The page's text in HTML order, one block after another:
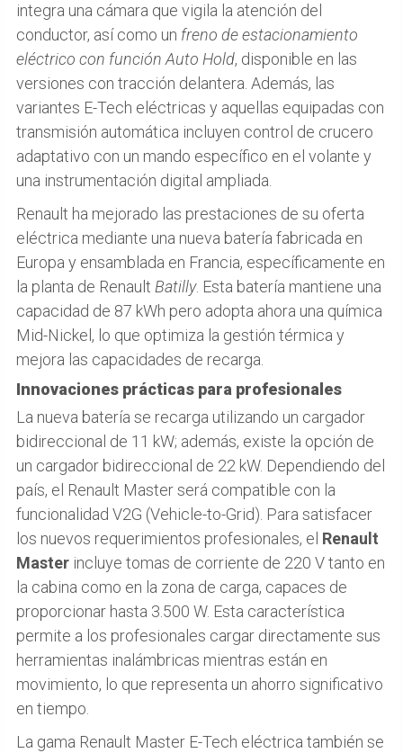
integra una cámara que vigila la atención del
conductor, así como un freno de estacionamiento
eléctrico con función Auto Hold, disponible en las
versiones con tracción delantera. Además, las
variantes E-Tech eléctricas y aquellas equipadas con
transmisión automática incluyen control de crucero
adaptativo con un mando específico en el volante y
una instrumentación digital ampliada.
Renault ha mejorado las prestaciones de su oferta
eléctrica mediante una nueva batería fabricada en
Europa y ensamblada en Francia, específicamente en
la planta de Renault Batilly. Esta batería mantiene una
capacidad de 87 kWh pero adopta ahora una química
Mid-Nickel, lo que optimiza la gestión térmica y
mejora las capacidades de recarga.
Innovaciones prácticas para profesionales
La nueva batería se recarga utilizando un cargador
bidireccional de 11 kW; además, existe la opción de
un cargador bidireccional de 22 kW. Dependiendo del
país, el Renault Master será compatible con la
funcionalidad V2G (Vehicle-to-Grid). Para satisfacer
los nuevos requerimientos profesionales, el Renault
Master incluye tomas de corriente de 220 V tanto en
la cabina como en la zona de carga, capaces de
proporcionar hasta 3.500 W. Esta característica
permite a los profesionales cargar directamente sus
herramientas inalámbricas mientras están en
movimiento, lo que representa un ahorro significativo
en tiempo.
La gama Renault Master E-Tech eléctrica también se